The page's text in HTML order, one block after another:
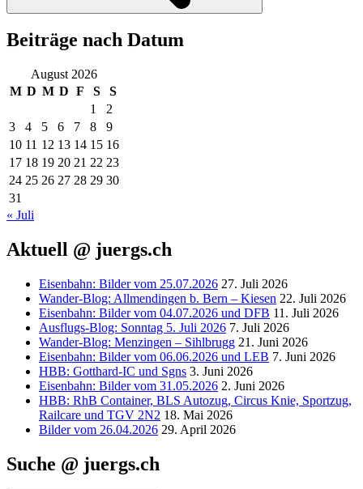
Beiträge nach Datum
August 2026
M D M D F S
S
1
2
3
4 5 6 7 8
9
10 11 12 13 14 15 16
17 18 19 20 21 22 23
24 25 26 27 28 29 30
31
« Juli
Aktuell @ juergs.ch
Eisenbahn: Bilder vom 25.07.2026 27. Juli 2026
Wander-Blog: Allmendingen b. Bern – Kiesen 22. Juli 2026
Eisenbahn: Bilder vom 04.07.2026 und DFB 11. Juli 2026
Ausflugs-Blog: Sonntag 5. Juli 2026 7. Juli 2026
Wander-Blog: Menzingen – Sihlbrugg 21. Juni 2026
Eisenbahn: Bilder vom 06.06.2026 und LEB 7. Juni 2026
HBB: Gotthard-IC und Sgns 3. Juni 2026
Eisenbahn: Bilder vom 31.05.2026 2. Juni 2026
HBB: RhB Container, BLS Autozug, Circus Knie, Sportzug,
Railcare und TGV 2N2 18. Mai 2026
Bilder vom 26.04.2026 29. April 2026
Suche @ juergs.ch